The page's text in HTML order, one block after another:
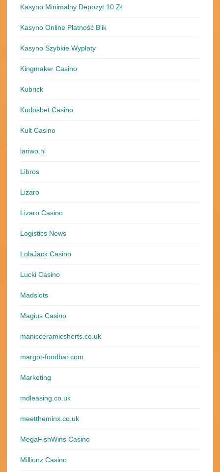
Kasyno Minimalny Depozyt 10 Zł
Kasyno Online Płatność Blik
Kasyno Szybkie Wypłaty
Kingmaker Casino
Kubrick
Kudosbet Casino
Kult Casino
lariwo.nl
Libros
Lizaro
Lizaro Casino
Logistics News
LolaJack Casino
Lucki Casino
Madslots
Magius Casino
manicceramicsherts.co.uk
margot-foodbar.com
Marketing
mdleasing.co.uk
meettheminx.co.uk
MegaFishWins Casino
Millionz Casino